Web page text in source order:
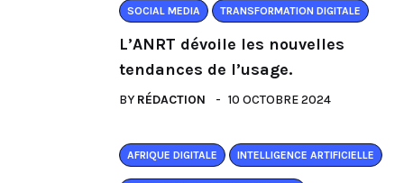
SOCIAL MEDIA TRANSFORMATION DIGITALE
L’ANRT dévoile les nouvelles
tendances de l’usage.
BY RÉDACTION 10 OCTOBRE 2024
AFRIQUE DIGITALE INTELLIGENCE ARTIFICIELLE